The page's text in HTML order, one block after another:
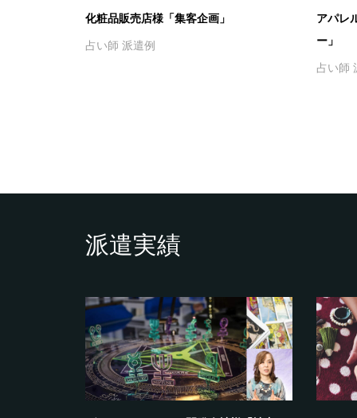
化粧品販売店様「集客企画」
占い師 派遣例
アパレ
ー」
占い師
派遣実績